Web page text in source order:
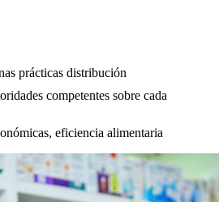
prácticas distribución
competentes sobre cada
eficiencia alimentaria